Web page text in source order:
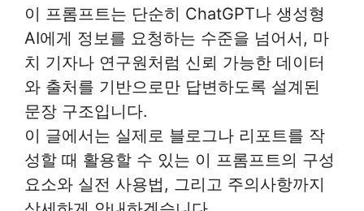
이 프롬프트는 단순히 ChatGPT나 생성형
AI에게 정보를 요청하는 수준을 넘어서, 마
치 기자나 연구원처럼 신뢰 가능한 데이터
와 출처를 기반으로만 답변하도록 설계된
문장 구조입니다.
이 글에서는 실제로 블로그나 리포트를 작
성할 때 활용할 수 있는 이 프롬프트의 구성
요소와 실전 사용법, 그리고 주의사항까지